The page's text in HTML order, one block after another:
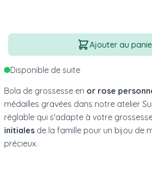
Quantité
Ajouter au
Disponible de suite
Bola de grossesse en or rose
médailles gravées dans notre atelier
réglable qui s'adapte à votre
initiales de la famille pour un bijou de
précieux.